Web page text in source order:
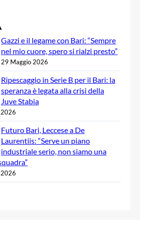
Gazzi e il legame con Bari: “Sempre
nel mio cuore, spero si rialzi presto”
29 Maggio 2026
Ripescaggio in Serie B per il Bari: la
speranza è legata alla crisi della
Juve Stabia
Futuro Bari, Leccese a De
Laurentiis: “Serve un piano
industriale serio, non siamo una